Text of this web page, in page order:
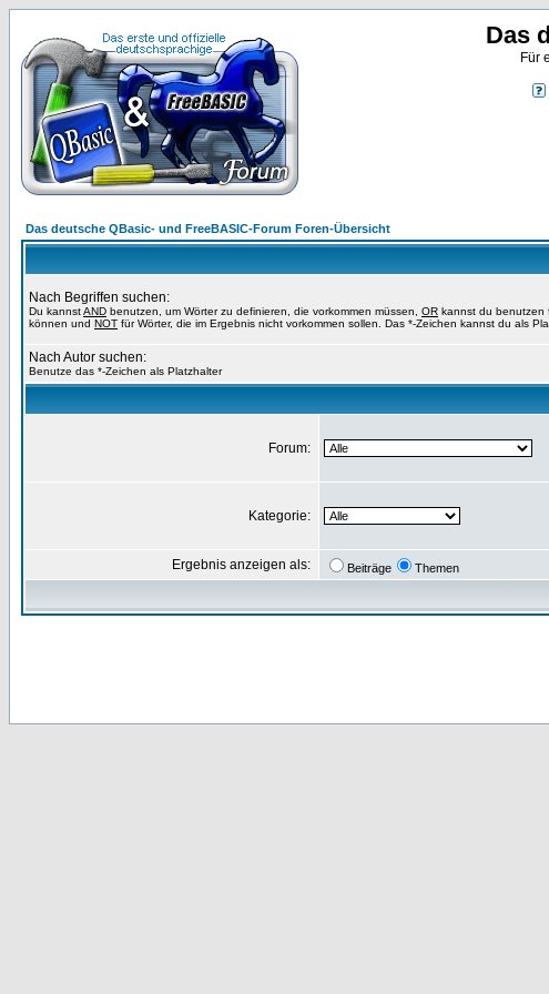
Das
Für
Das deutsche QBasic- und FreeBASIC-Forum Foren-Übersicht
Nach Begriffen suchen:
Du kannstAND benutzen, um Wörter zu definieren, die vorkommen müssen, OR kannst du benutzen
können und NOT für Wörter, die im Ergebnis nicht vorkommen sollen. Das *-Zeichen kannst du als
Nach Autor suchen:
Benutze das *-Zeichen als Platzhalter
Forum:
Kategorie:
Ergebnis anzeigen als: Beiträge Themen